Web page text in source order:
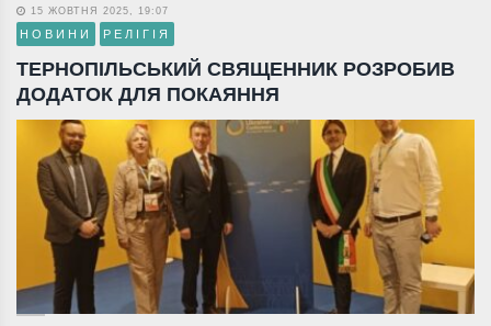
15 ЖОВТНЯ 2025, 19:07
НОВИНИ РЕЛІГІЯ
ТЕРНОПІЛЬСЬКИЙ СВЯЩЕННИК РОЗРОБИВ
ДОДАТОК ДЛЯ ПОКАЯННЯ